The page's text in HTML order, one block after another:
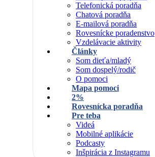
Telefonická poradňa
Chatová poradňa
E-mailová poradňa
Rovesnícke poradenstvo
Vzdelávacie aktivity
Články
Som dieťa/mladý
Som dospelý/rodič
O pomoci
Mapa pomoci
2%
Rovesnícka poradňa
Pre teba
Videá
Mobilné aplikácie
Podcasty
Inšpirácia z Instagramu